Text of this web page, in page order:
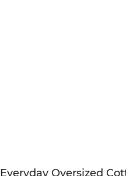
Everyday Oversized